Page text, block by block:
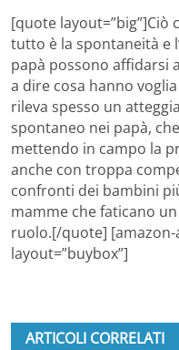
[quote
tutto è la spontaneità e
papà possono affidarsi
a dire cosa hanno
rileva spesso un
spontaneo nei papà,
mettendo in campo la
anche con troppa
confronti dei bambini
mamme che faticano
ruolo.[/quote] [amazon-
layout=”buybox”]
ARTICOLI CORRELATI